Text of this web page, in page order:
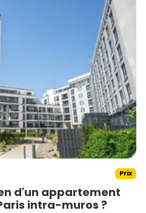
Prix
d'un appartement
intra-muros ?